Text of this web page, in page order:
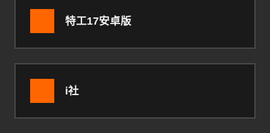
特工17安卓版
i社